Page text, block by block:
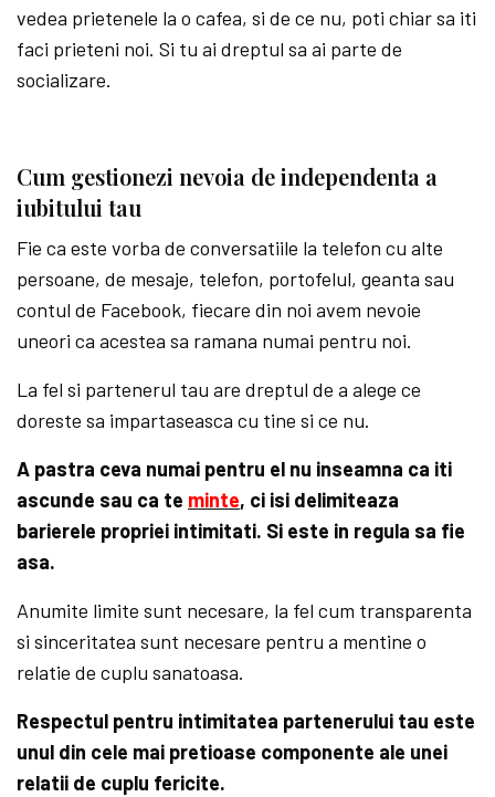
vedea prietenele la o cafea, si de ce nu, poti chiar sa iti
faci prieteni noi. Si tu ai dreptul sa ai parte de
socializare.
Cum gestionezi nevoia de independenta a
iubitului tau
Fie ca este vorba de conversatiile la telefon cu alte
persoane, de mesaje, telefon, portofelul, geanta sau
contul de Facebook, fiecare din noi avem nevoie
uneori ca acestea sa ramana numai pentru noi.
La fel si partenerul tau are dreptul de a alege ce
doreste sa impartaseasca cu tine si ce nu.
A pastra ceva numai pentru el nu inseamna ca iti
ascunde sau ca te minte, ci isi delimiteaza
barierele propriei intimitati. Si este in regula sa fie
asa.
Anumite limite sunt necesare, la fel cum transparenta
si sinceritatea sunt necesare pentru a mentine o
relatie de cuplu sanatoasa.
Respectul pentru intimitatea partenerului tau este
unul din cele mai pretioase componente ale unei
relatii de cuplu fericite.